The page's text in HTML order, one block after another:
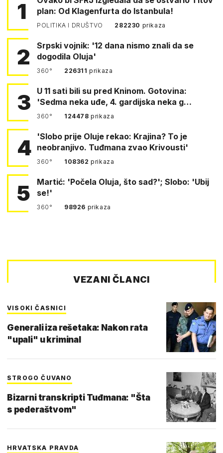
1
plan: Od Klagenfurta do Istanbula!
POLITIKA I DRUŠTVO 282230 prikaza
2
Srpski vojnik: '12 dana nismo znali da se
dogodila Oluja'
360° 226311prikaza
3
U 11 sati bili su pred Kninom. Gotovina:
'Sedma neka uđe, 4. gardijska neka g…
360° 124478prikaza
4
'Slobo prije Oluje rekao: Krajina? To je
neobranjivo. Tuđmana zvao Krivousti'
360° 108362prikaza
5
Martić: 'Počela Oluja, što sad?'; Slobo: 'Ubij
se!'
360° 98926 prikaza
VEZANI ČLANCI
VISOKI ČASNICI
Generali iza rešetaka: Nakon rata
"upali" u kriminal
STROGO ČUVANO
Bizarni transkripti Tuđmana: "Šta
s pederaštvom"
HRVATSKA PRAVDA